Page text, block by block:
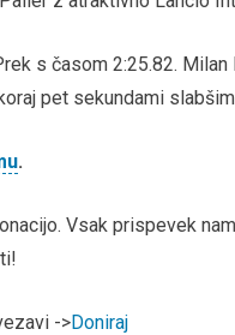
s časom 2:25.82. Milan
pet sekundami
.
Vsak prispevek
->Doniraj